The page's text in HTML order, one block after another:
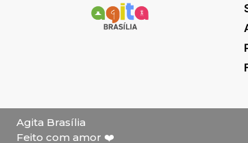
Agita Brasília
Feito com amor ❤️